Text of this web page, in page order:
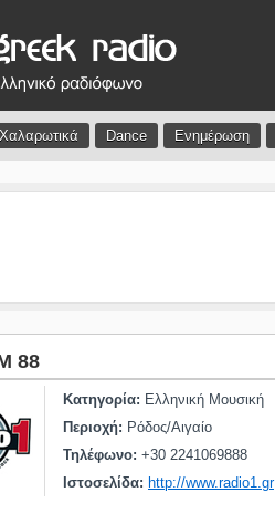
Χαλαρωτικά Dance Ενημέρωση
88
Κατηγορία: Ελληνική Μουσική
Περιοχή: Ρόδος/Αιγαίο
Τηλέφωνο: +30 2241069888
Ιστοσελίδα: http://www.radio1.gr